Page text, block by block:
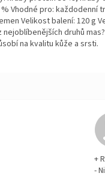
Vhodné pro: každodenní
Velikost balení: 120 g
druhů
na kvalitu kůže a srsti.
+
-